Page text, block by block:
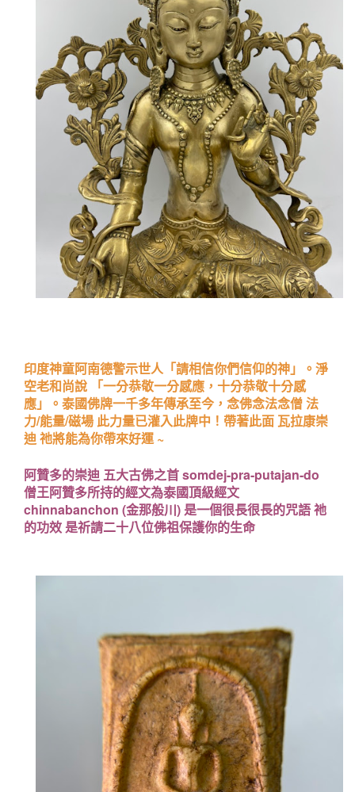
印度神童阿南德警示世人「請相信你們信仰的神」。淨
空老和尚說 「一分恭敬一分感應，十分恭敬十分感
應」。泰國佛牌一千多年傳承至今，念佛念法念僧 法
力/能量/磁場 此力量已灌入此牌中！帶著此面 瓦拉康崇
迪 祂將能為你帶來好運 ~
阿贊多的崇迪 五大古佛之首 somdej-pra-putajan-do
僧王阿贊多所持的經文為泰國頂級經文
chinnabanchon (金那般川) 是一個很長很長的咒語 祂
的功效 是祈請二十八位佛祖保護你的生命